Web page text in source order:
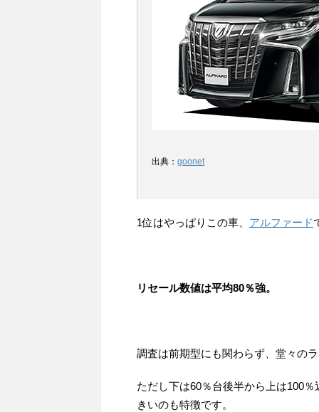
出典： goonet
1位はやっぱりこの車、 アルファード
リセール数値は平均80％強。
調査は前期型にも関わらず、堂々の
ただし下は60％台後半から上は100
きいのも特徴です。